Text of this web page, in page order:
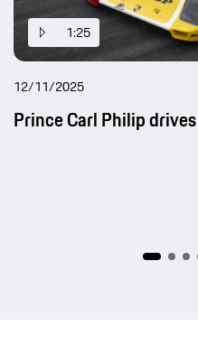
1:25
12/11/2025
Prince Carl Philip